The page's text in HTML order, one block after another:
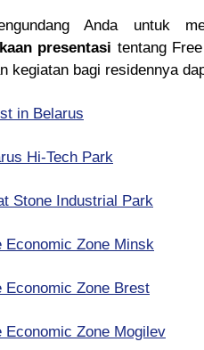
Anda untuk
presentasi tentang
kegiatan bagi residennya
in Belarus
Hi-Tech Park
Stone Industrial Park
Economic Zone Minsk
Economic Zone Brest
Economic Zone Mogilev